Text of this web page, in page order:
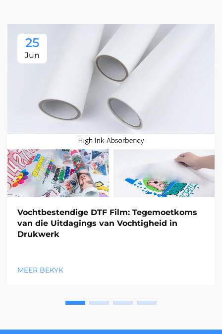
25
Jun
Vochtbestendige DTF Film: Tegemoetkoms
van die Uitdagings van Vochtigheid in
Drukwerk
MEER BEKYK